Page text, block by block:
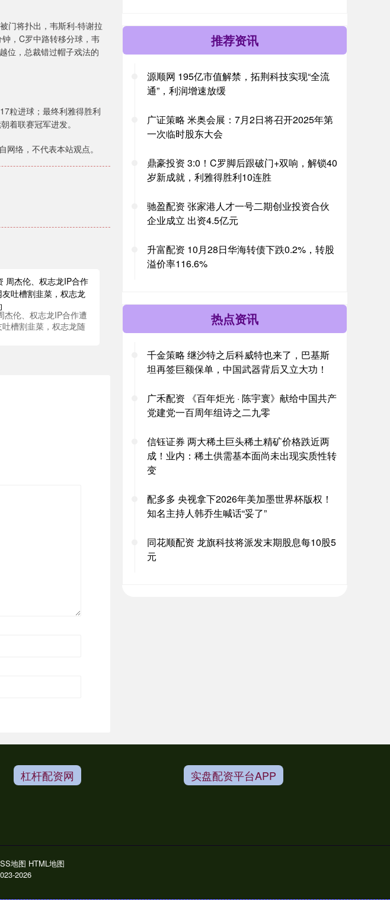
门将扑出，韦斯利-特谢拉
，C罗中路转移分球，韦
位，总裁错过帽子戏法的
粒进球；最终利雅得胜利
着联赛冠军进发。
网络，不代表本站观点。
杰伦、权志龙IP合作遭
吐槽割韭菜，权志龙随
推荐资讯
源顺网 195亿市值解禁，拓荆科技实现“全流
通”，利润增速放缓
广证策略 米奥会展：7月2日将召开2025年第
一次临时股东大会
鼎豪投资 3:0！C罗脚后跟破门+双响，解锁40
岁新成就，利雅得胜利10连胜
驰盈配资 张家港人才一号二期创业投资合伙
企业成立 出资4.5亿元
升富配资 10月28日华海转债下跌0.2%，转股
溢价率116.6%
热点资讯
千金策略 继沙特之后科威特也来了，巴基斯
坦再签巨额保单，中国武器背后又立大功！
广禾配资 《百年炬光 · 陈宇寰》献给中国共产
党建党一百周年组诗之二九零
信钰证券 两大稀土巨头稀土精矿价格跌近两
成！业内：稀土供需基本面尚未出现实质性转
变
配多多 央视拿下2026年美加墨世界杯版权！
知名主持人韩乔生喊话“妥了”
同花顺配资 龙旗科技将派发末期股息每10股5
元
杠杆配资网 实盘配资平台APP
地图 HTML地图
2026